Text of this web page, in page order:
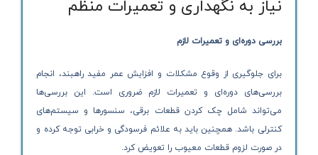
نیاز به نگهداری و تعمیرات منظم
بررسی دوره‌ای و تعمیرات لازم
برای جلوگیری از وقوع مشکلات و افزایش عمر مفید راهبند، انجام
بررسی‌های دوره‌ای و تعمیرات لازم ضروری است. این بررسی‌ها
می‌تواند شامل چک کردن قطعات برقی، سنسورها و سیستم‌های
کنترلی باشد. همچنین باید به علائم فرسودگی و خرابی توجه کرده و
در صورت لزوم قطعات معیوب را تعویض کرد.